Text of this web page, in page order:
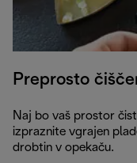
Preprosto
Naj bo vaš prostor
izpraznite vgrajen
drobtin v opekaču.